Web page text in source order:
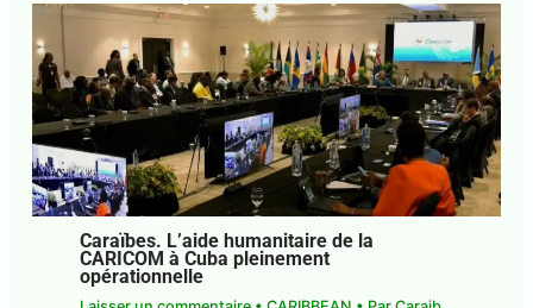
Caraïbes. L’aide humanitaire de la
CARICOM à Cuba pleinement
opérationnelle